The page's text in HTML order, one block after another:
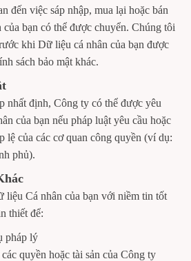
đến việc sáp nhập, mua lại hoặc bán
bạn có thể được chuyển. Chúng tôi
khi Dữ liệu cá nhân của bạn được
sách bảo mật khác.
nhất định, Công ty có thể được yêu
của bạn nếu pháp luật yêu cầu hoặc
lệ của các cơ quan công quyền (ví dụ:
phủ).
liệu Cá nhân của bạn với niềm tin tốt
thiết để:
pháp lý
quyền hoặc tài sản của Công ty